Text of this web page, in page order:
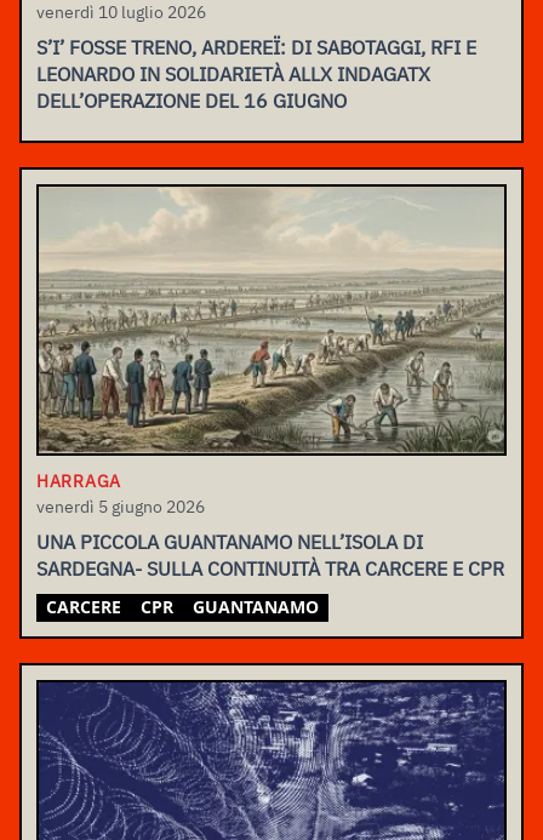
venerdì 10 luglio 2026
S’I’ FOSSE TRENO, ARDEREÏ: DI SABOTAGGI, RFI E
LEONARDO IN SOLIDARIETÀ ALLX INDAGATX
DELL’OPERAZIONE DEL 16 GIUGNO
HARRAGA
venerdì 5 giugno 2026
UNA PICCOLA GUANTANAMO NELL’ISOLA DI
SARDEGNA- SULLA CONTINUITÀ TRA CARCERE E CPR
CARCERE CPR GUANTANAMO